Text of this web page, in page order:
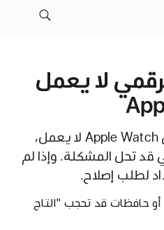
لا يعمل
إذا كان "التاج الرقمي" في Apple Watch لا يعمل،
قد تحل المشكلة. وإذا لم
لطلب إصلاح.
أو حافظات قد تحجب "التاج